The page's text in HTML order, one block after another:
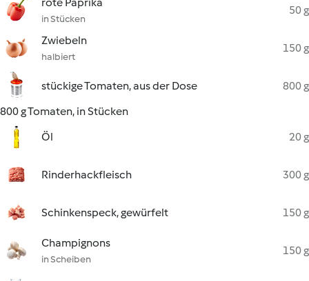
in Stücken
50 g
Zwiebeln
halbiert
150 g
stückige Tomaten, aus der Dose
800 g
800 g Tomaten, in Stücken
Öl
20 g
Rinderhackfleisch 300 g
Schinkenspeck, gewürfelt 150 g
Champignons
in Scheiben
150 g